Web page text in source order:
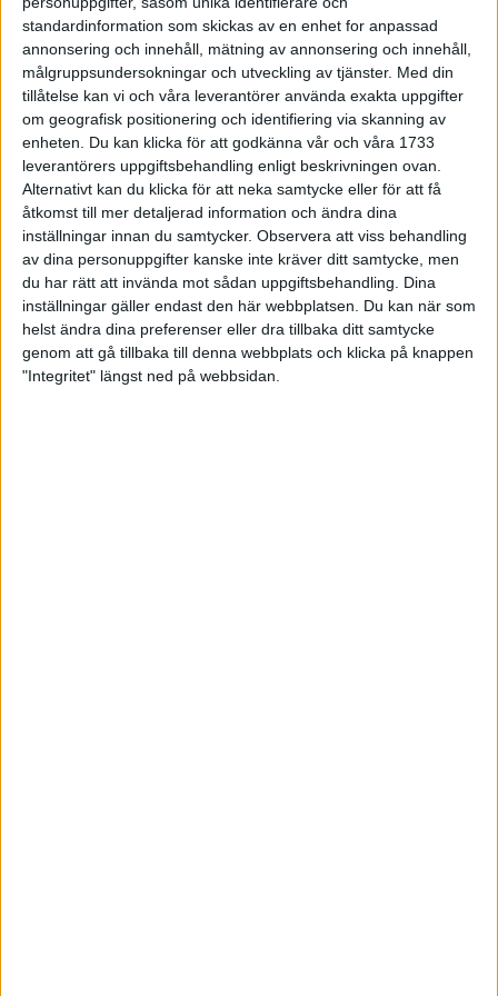
standardinformation som skickas av en enhet for anpassad
annonsering och innehåll, mätning av annonsering och innehåll,
målgruppsundersokningar och utveckling av tjänster. Med din
tillåtelse kan vi och våra leverantörer använda exakta uppgifter
om geografisk positionering och identifiering via skanning av
enheten. Du kan klicka för att godkänna vår och våra 1733
leverantörers uppgiftsbehandling enligt beskrivningen ovan.
Alternativt kan du klicka för att neka samtycke eller för att få
åtkomst till mer detaljerad information och ändra dina
inställningar innan du samtycker. Observera att viss behandling
av dina personuppgifter kanske inte kräver ditt samtycke, men
du har rätt att invända mot sådan uppgiftsbehandling. Dina
inställningar gäller endast den här webbplatsen. Du kan när som
helst ändra dina preferenser eller dra tillbaka ditt samtycke
genom att gå tillbaka till denna webbplats och klicka på knappen
"Integritet" längst ned på webbsidan.
vara så att det är framsida lår som är den svaga länken och att
det är styrkan i den muskeln som behöver förbättras för att
bättre klara uppresningen ur stolen. I så fall behöver man stärka
den muskeln och i det fallet kan en övning som bara tränar
framsida lår också räknas som funktionell eftersom den är
ändamålsenlig och syftar till att öka kapaciteten i det vardagliga
livet.
Funktionell träning för löpare
För en löpare är det oftast önskvärt att prestera bättre och
undvika skador.
Ställ dig följande frågor:
– Vad vill du åstadkomma med träningen?
– Vad behövs för att komma dit?
– Vilken eller vilka är dina svaga länkar?